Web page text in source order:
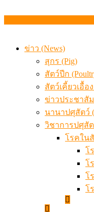
ข่าว (News)
สุกร (Pig)
สัตว์ปีก
สัตว์เคี้ยวเอื้อ
ข่าวประชาสัม
นานาปศุสัตว์
วิชาการปศุสัต
โรคใน
โ
โ
โ
โ